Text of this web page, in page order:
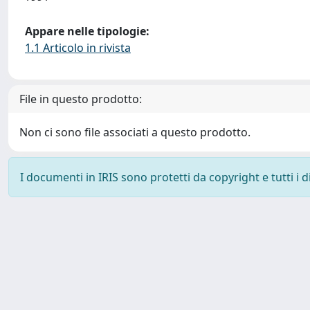
Appare nelle tipologie:
1.1 Articolo in rivista
File in questo prodotto:
Non ci sono file associati a questo prodotto.
I documenti in IRIS sono protetti da copyright e tutti i